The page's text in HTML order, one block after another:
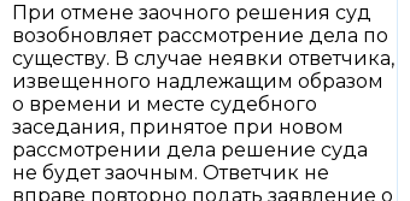
При отмене заочного решения суд
возобновляет рассмотрение дела по
существу. В случае неявки ответчика,
извещенного надлежащим образом
о времени и месте судебного
заседания, принятое при новом
рассмотрении дела решение суда
не будет заочным. Ответчик не
вправе повторно подать заявление о